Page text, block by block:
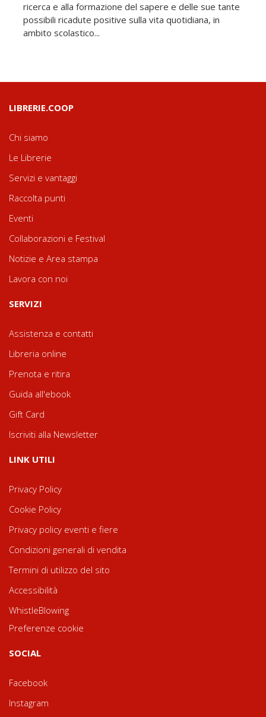
ricerca e alla formazione del sapere e delle sue tante
possibili ricadute positive sulla vita quotidiana, in
ambito scolastico...
LIBRERIE.COOP
Chi siamo
Le Librerie
Servizi e vantaggi
Raccolta punti
Eventi
Collaborazioni e Festival
Notizie e Area stampa
Lavora con noi
SERVIZI
Assistenza e contatti
Libreria online
Prenota e ritira
Guida all'ebook
Gift Card
Iscriviti alla Newsletter
LINK UTILI
Privacy Policy
Cookie Policy
Privacy policy eventi e fiere
Condizioni generali di vendita
Termini di utilizzo del sito
Accessibilità
WhistleBlowing
Preferenze cookie
SOCIAL
Facebook
Instagram